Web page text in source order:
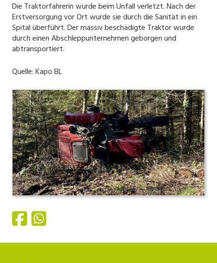
Die Traktorfahrerin wurde beim Unfall verletzt. Nach der
Erstversorgung vor Ort wurde sie durch die Sanität in ein
Spital überführt. Der massiv beschädigte Traktor wurde
durch einen Abschleppunternehmen geborgen und
abtransportiert.
Quelle: Kapo BL